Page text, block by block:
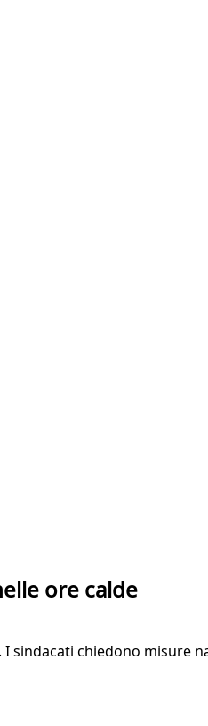
ore calde
chiedono misure